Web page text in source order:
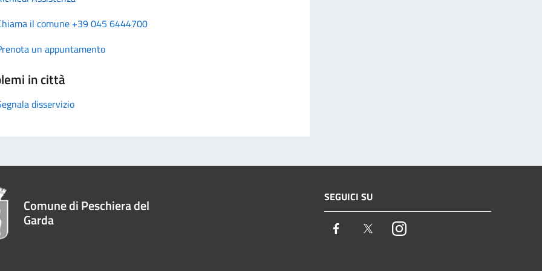
il comune +39 045 6444700
un appuntamento
in città
disservizio
Comune di Peschiera del
Garda
SEGUICI SU
Facebook TwitterInstagram